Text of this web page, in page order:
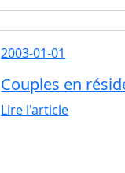
2003-01-01
Couples en
Lire l'article